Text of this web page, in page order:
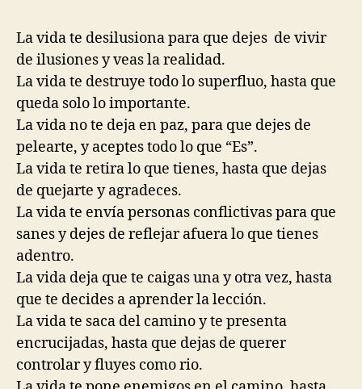
La vida te desilusiona para que dejes de vivir
de ilusiones y veas la realidad.
La vida te destruye todo lo superfluo, hasta que
queda solo lo importante.
La vida no te deja en paz, para que dejes de
pelearte, y aceptes todo lo que “Es”.
La vida te retira lo que tienes, hasta que dejas
de quejarte y agradeces.
La vida te envía personas conflictivas para que
sanes y dejes de reflejar afuera lo que tienes
adentro.
La vida deja que te caigas una y otra vez, hasta
que te decides a aprender la lección.
La vida te saca del camino y te presenta
encrucijadas, hasta que dejas de querer
controlar y fluyes como rio.